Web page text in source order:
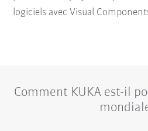
logiciels avec Visual
Comment KUKA est-il